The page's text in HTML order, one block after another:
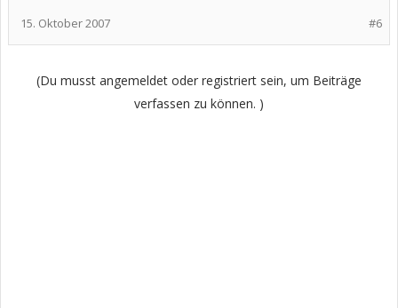
#6
15. Oktober 2007
(Du musst angemeldet oder registriert sein, um Beiträge
verfassen zu können. )